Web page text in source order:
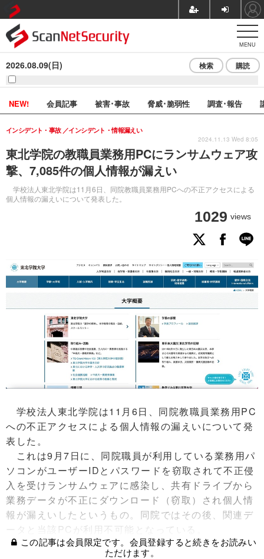
MENU
2026.08.09(日) 検索 購読
NEW! 会員記事 被害･事故 脅威･脆弱性 調査･報告
東北学院の教職員業務用PCにランサムウェア攻
撃、7,085件の個人情報が漏えい
学校法人東北学院は11月6日、同院教職員業務用PCへの不正アクセスによる
個人情報の漏えいについて発表した。
インシデント・事故 インシデント・情報漏えい
1029 views
2024.11.13 Wed 8:05
学校法人東北学院は11月6日、同院教職員業務用PC
への不正アクセスによる個人情報の漏えいについて発
表した。
これは9月7日に、同院職員が利用している業務用パ
ソコンがユーザーIDとパスワードを窃取されて不正侵
入を受けランサムウェアに感染し、共有ドライブから
業務データが不正にダウンロード（窃取）され個人情
報が漏えいしたというもの。同院ではその後、関連デ
ータと当該PCが利用不可能となっている。
この記事は会員限定です。会員登録すると続きをお読みい
ただけます。